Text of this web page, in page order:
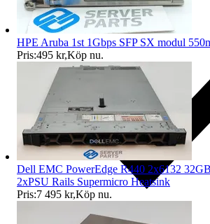
HPE Aruba 1st 1Gbps SFP SX modul
Pris:495 kr,Köp nu.
Dell EMC PowerEdge R440 2x6132
2xPSU Rails Supermicro Heatsink
Pris:7 495 kr,Köp nu.